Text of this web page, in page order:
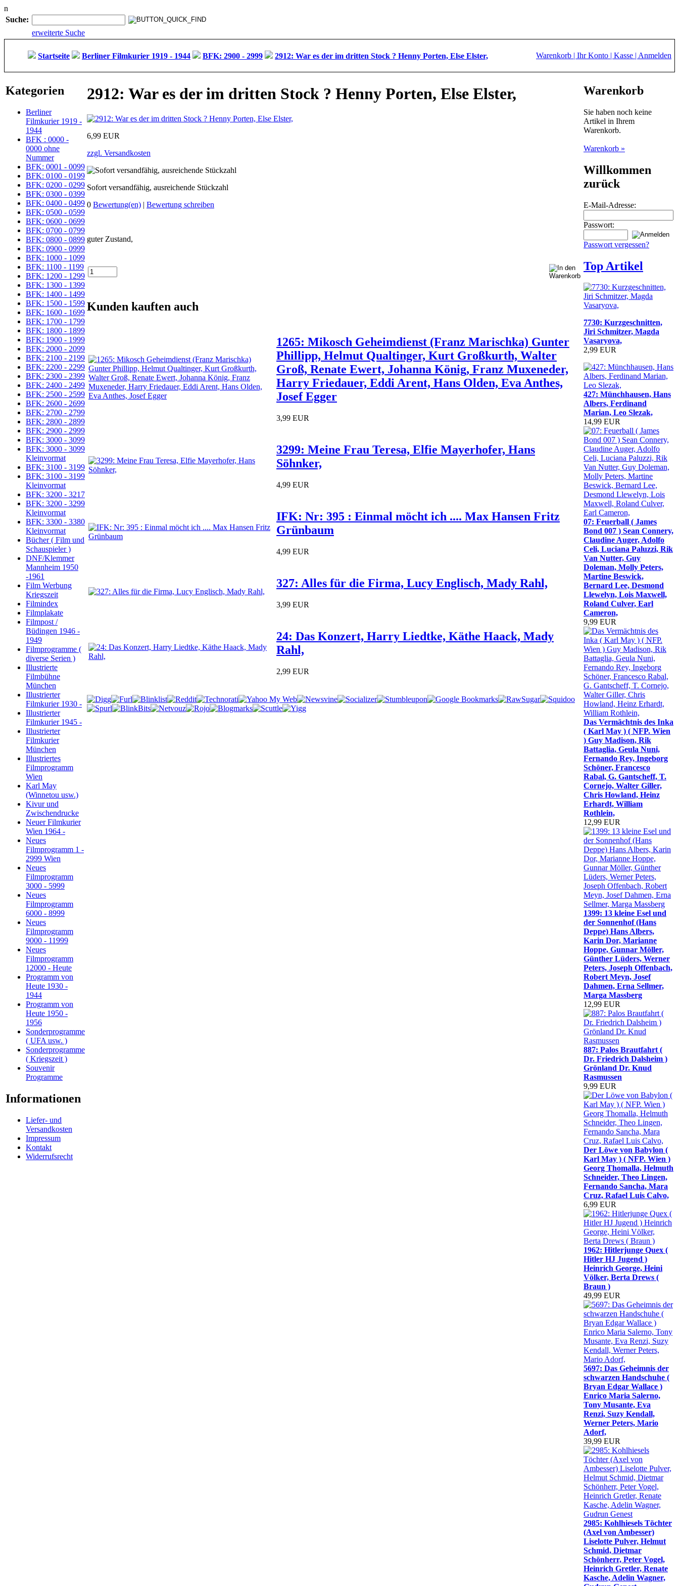
n
Suche:
erweiterte Suche
Startseite Berliner Filmkurier 1919 - 1944 BFK: 2900 - 2999 2912: War es der im dritten Stock ? Henny Porten, Else Elster, Warenkorb | Ihr Konto | Kasse | Anmelden
Kategorien
Berliner
Filmkurier 1919 -
1944
BFK : 0000 -
0000 ohne
Nummer
BFK: 0001 - 0099
BFK: 0100 - 0199
BFK: 0200 - 0299
BFK: 0300 - 0399
BFK: 0400 - 0499
BFK: 0500 - 0599
BFK: 0600 - 0699
BFK: 0700 - 0799
BFK: 0800 - 0899
BFK: 0900 - 0999
BFK: 1000 - 1099
BFK: 1100 - 1199
BFK: 1200 - 1299
BFK: 1300 - 1399
BFK: 1400 - 1499
BFK: 1500 - 1599
BFK: 1600 - 1699
BFK: 1700 - 1799
BFK: 1800 - 1899
BFK: 1900 - 1999
BFK: 2000 - 2099
BFK: 2100 - 2199
BFK: 2200 - 2299
BFK: 2300 - 2399
BFK: 2400 - 2499
BFK: 2500 - 2599
BFK: 2600 - 2699
BFK: 2700 - 2799
BFK: 2800 - 2899
BFK: 2900 - 2999
BFK: 3000 - 3099
BFK: 3000 - 3099
Kleinvormat
BFK: 3100 - 3199
BFK: 3100 - 3199
Kleinvormat
BFK: 3200 - 3217
BFK: 3200 - 3299
Kleinvormat
BFK: 3300 - 3380
Kleinvormat
Bücher ( Film und
Schauspieler )
DNF/Klemmer
Mannheim 1950
-1961
Film Werbung
Kriegszeit
Filmindex
Filmplakate
Filmpost /
Büdingen 1946 -
1949
Filmprogramme (
diverse Serien )
Illustrierte
Filmbühne
München
Illustrierter
Filmkurier 1930 -
Illustrierter
Filmkurier 1945 -
Illustrierter
Filmkurier
München
Illustriertes
Filmprogramm
Wien
Karl May
(Winnetou usw.)
Kivur und
Zwischendrucke
Neuer Filmkurier
Wien 1964 -
Neues
Filmprogramm 1 -
2999 Wien
Neues
Filmprogramm
3000 - 5999
Neues
Filmprogramm
6000 - 8999
Neues
Filmprogramm
9000 - 11999
Neues
Filmprogramm
12000 - Heute
Programm von
Heute 1930 -
1944
Programm von
Heute 1950 -
1956
Sonderprogramme
( UFA usw. )
Sonderprogramme
( Kriegszeit )
Souvenir
Programme
Informationen
Liefer- und
Versandkosten
Impressum
Kontakt
Widerrufsrecht
2912: War es der im dritten Stock ? Henny Porten, Else Elster,
6,99 EUR
zzgl. Versandkosten
Sofort versandfähig, ausreichende Stückzahl
0 Bewertung(en) | Bewertung schreiben
guter Zustand,
Kunden kauften auch
1265: Mikosch Geheimdienst (Franz Marischka) Gunter
Phillipp, Helmut Qualtinger, Kurt Großkurth, Walter
Groß, Renate Ewert, Johanna König, Franz Muxeneder,
Harry Friedauer, Eddi Arent, Hans Olden, Eva Anthes,
Josef Egger
3,99 EUR
3299: Meine Frau Teresa, Elfie Mayerhofer, Hans
Söhnker,
4,99 EUR
IFK: Nr: 395 : Einmal möcht ich .... Max Hansen Fritz
Grünbaum
4,99 EUR
327: Alles für die Firma, Lucy Englisch, Mady Rahl,
3,99 EUR
24: Das Konzert, Harry Liedtke, Käthe Haack, Mady
Rahl,
2,99 EUR
Warenkorb
Sie haben noch keine
Artikel in Ihrem
Warenkorb.
Warenkorb »
Willkommen
zurück
E-Mail-Adresse:
Passwort:
Passwort vergessen?
Top Artikel
7730: Kurzgeschnitten,
Jiri Schmitzer, Magda
Vasaryova,
2,99 EUR
427: Münchhausen, Hans
Albers, Ferdinand
Marian, Leo Slezak,
14,99 EUR
07: Feuerball ( James
Bond 007 ) Sean Connery,
Claudine Auger, Adolfo
Celi, Luciana Paluzzi, Rik
Van Nutter, Guy
Doleman, Molly Peters,
Martine Beswick,
Bernard Lee, Desmond
Llewelyn, Lois Maxwell,
Roland Culver, Earl
Cameron,
9,99 EUR
Das Vermächtnis des Inka
( Karl May ) ( NFP. Wien
) Guy Madison, Rik
Battaglia, Geula Nuni,
Fernando Rey, Ingeborg
Schöner, Francesco
Rabal, G. Gantscheff, T.
Cornejo, Walter Giller,
Chris Howland, Heinz
Erhardt, William
Rothlein,
12,99 EUR
1399: 13 kleine Esel und
der Sonnenhof (Hans
Deppe) Hans Albers,
Karin Dor, Marianne
Hoppe, Gunnar Möller,
Günther Lüders, Werner
Peters, Joseph Offenbach,
Robert Meyn, Josef
Dahmen, Erna Sellmer,
Marga Massberg
12,99 EUR
887: Palos Brautfahrt (
Dr. Friedrich Dalsheim )
Grönland Dr. Knud
Rasmussen
9,99 EUR
Der Löwe von Babylon (
Karl May ) ( NFP. Wien )
Georg Thomalla, Helmuth
Schneider, Theo Lingen,
Fernando Sancha, Mara
Cruz, Rafael Luis Calvo,
6,99 EUR
1962: Hitlerjunge Quex (
Hitler HJ Jugend )
Heinrich George, Heini
Völker, Berta Drews (
Braun )
49,99 EUR
5697: Das Geheimnis der
schwarzen Handschuhe (
Bryan Edgar Wallace )
Enrico Maria Salerno,
Tony Musante, Eva
Renzi, Suzy Kendall,
Werner Peters, Mario
Adorf,
39,99 EUR
2985: Kohlhiesels Töchter
(Axel von Ambesser)
Liselotte Pulver, Helmut
Schmid, Dietmar
Schönherr, Peter Vogel,
Heinrich Gretler, Renate
Kasche, Adelin Wagner,